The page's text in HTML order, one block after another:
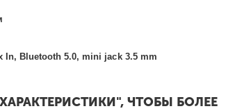
In, Bluetooth 5.0, mini jack 3.5 mm
ЧТОБЫ БОЛЕЕ